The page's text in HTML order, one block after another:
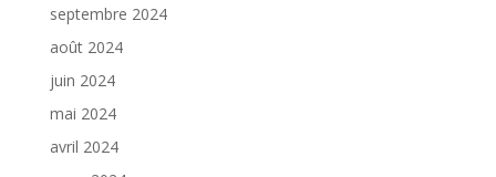
septembre 2024
août 2024
juin 2024
mai 2024
avril 2024